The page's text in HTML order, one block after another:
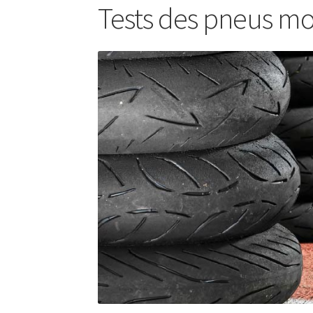
Tests des pneus